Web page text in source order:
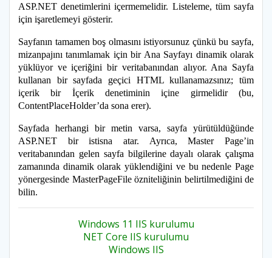
ASP.NET denetimlerini içermemelidir. Listeleme, tüm sayfa
için işaretlemeyi gösterir.
Sayfanın tamamen boş olmasını istiyorsunuz çünkü bu sayfa,
mizanpajını tanımlamak için bir Ana Sayfayı dinamik olarak
yüklüyor ve içeriğini bir veritabanından alıyor. Ana Sayfa
kullanan bir sayfada geçici HTML kullanamazsınız; tüm
içerik bir İçerik denetiminin içine girmelidir (bu,
ContentPlaceHolder’da sona erer).
Sayfada herhangi bir metin varsa, sayfa yürütüldüğünde
ASP.NET bir istisna atar. Ayrıca, Master Page’in
veritabanından gelen sayfa bilgilerine dayalı olarak çalışma
zamanında dinamik olarak yüklendiğini ve bu nedenle Page
yönergesinde MasterPageFile özniteliğinin belirtilmediğini de
bilin.
Windows 11 IIS kurulumu
NET Core IIS kurulumu
Windows IIS